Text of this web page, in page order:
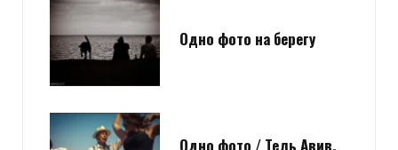
Одно фото на берегу
Одно фото / Тель Авив,